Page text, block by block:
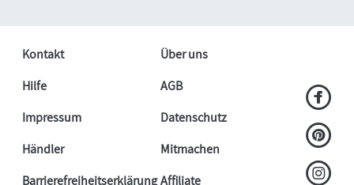
Kontakt
Über uns
Hilfe
AGB
Impressum
Datenschutz
Händler
Mitmachen
BarrierefreiheitserklärungAffiliate